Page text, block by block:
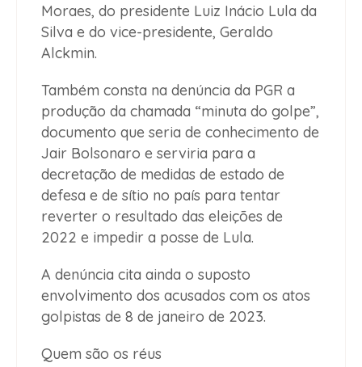
Moraes, do presidente Luiz Inácio Lula da
Silva e do vice-presidente, Geraldo
Alckmin.
Também consta na denúncia da PGR a
produção da chamada “minuta do golpe”,
documento que seria de conhecimento de
Jair Bolsonaro e serviria para a
decretação de medidas de estado de
defesa e de sítio no país para tentar
reverter o resultado das eleições de
2022 e impedir a posse de Lula.
A denúncia cita ainda o suposto
envolvimento dos acusados com os atos
golpistas de 8 de janeiro de 2023.
Quem são os réus